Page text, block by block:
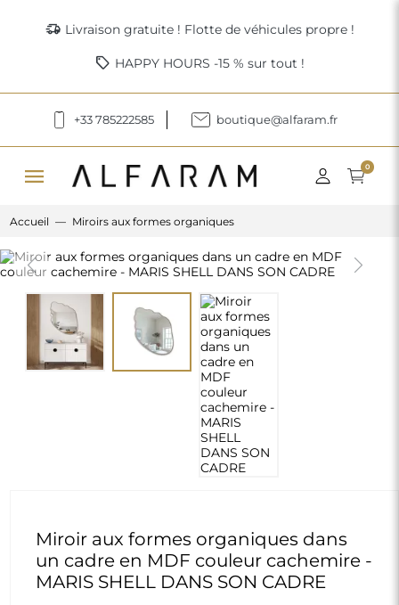
delivery_truck_speed Livraison gratuite ! Flotte de véhicules propre !
sell HAPPY HOURS -15 % sur tout !
+33 785222585 boutique@alfaram.fr
menu 0
Accueil Miroirs aux formes organiques
Previous Next
Miroir aux formes organiques dans
un cadre en MDF couleur cachemire -
MARIS SHELL DANS SON CADRE